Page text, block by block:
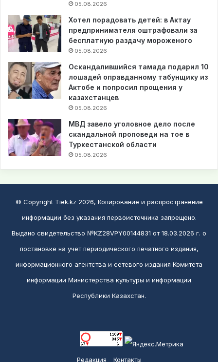
05.08.2026
Хотел порадовать детей: в Актау
предпринимателя оштрафовали за
бесплатную раздачу мороженого
05.08.2026
Оскандалившийся тамада подарил 10
лошадей оправданному табунщику из
Актобе и попросил прощения у
казахстанцев
05.08.2026
МВД завело уголовное дело после
скандальной проповеди на тое в
Туркестанской области
05.08.2026
© Copyright Tiek.kz 2026, Копирование и распространение
информации без указания первоисточника запрещено.
Выдано свидетельство №KZ28VPY00144831 от 18.03.2026 г. о
постановке на учет периодического печатного издания,
информационного агентства и сетевого издания Комитета
информации Министерства культуры и информации
Республики Казахстан.
Редакция Контакты